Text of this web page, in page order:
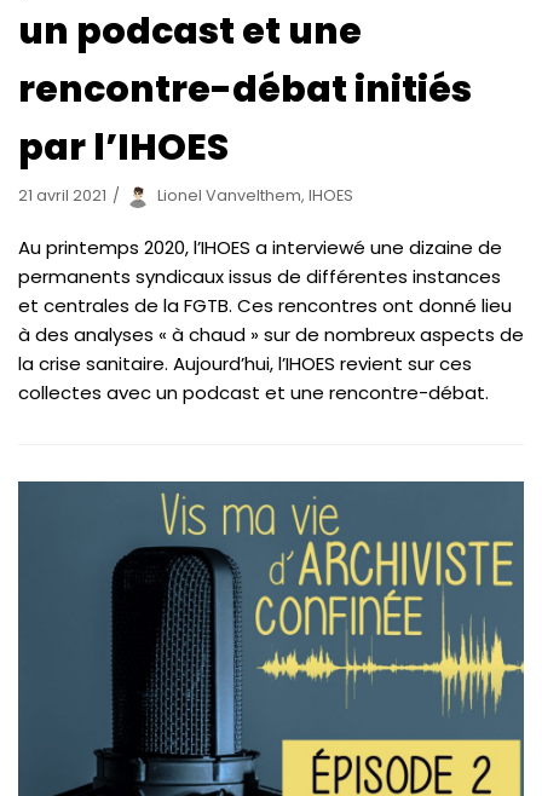
un podcast et une
rencontre-débat initiés
par l’IHOES
21 avril 2021 Lionel Vanvelthem, IHOES
Au printemps 2020, l’IHOES a interviewé une dizaine de
permanents syndicaux issus de différentes instances
et centrales de la FGTB. Ces rencontres ont donné lieu
à des analyses « à chaud » sur de nombreux aspects de
la crise sanitaire. Aujourd’hui, l’IHOES revient sur ces
collectes avec un podcast et une rencontre-débat.